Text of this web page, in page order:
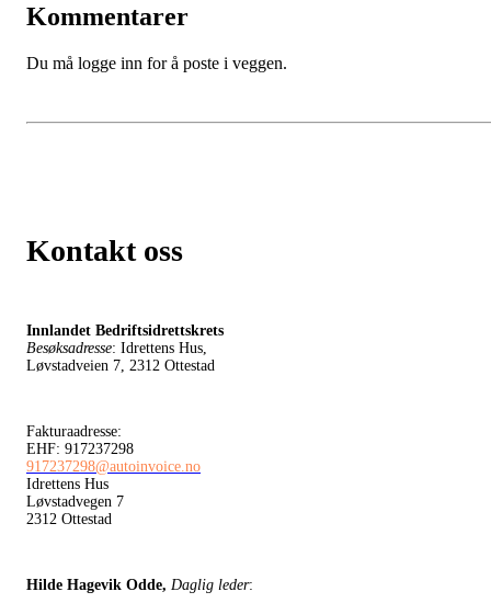
Kommentarer
Du må logge inn for å poste i veggen.
Kontakt oss
Innlandet Bedriftsidrettskrets
Besøksadresse: Idrettens Hus,
Løvstadveien 7, 2312 Ottestad
Fakturaadresse:
EHF: 917237298
917237298@autoinvoice.no
Idrettens Hus
Løvstadvegen 7
2312 Ottestad
Hilde Hagevik Odde, Daglig leder: